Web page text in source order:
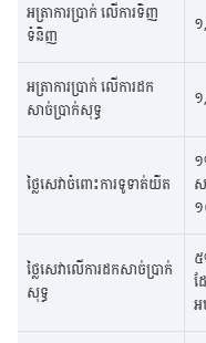
អត្រាការប្រាក់ លើការទិញ
ទំនិញ
អត្រាការប្រាក់ លើការដក
សាច់ប្រាក់សុទ្ធ
ថ្លៃសេវាចំពោះការទូទាត់យឺត
១
ថ្លៃសេវាលើការដកសាច់ប្រាក់
សុទ្ធ
ដ
អ